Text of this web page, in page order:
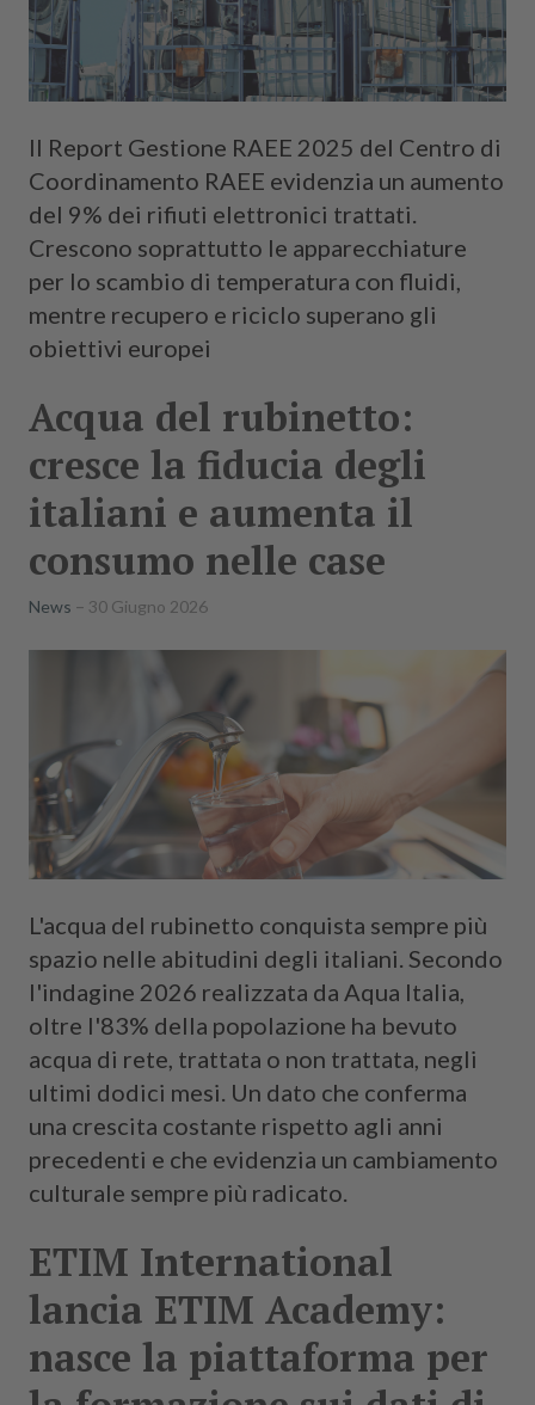
Il Report Gestione RAEE 2025 del Centro di
Coordinamento RAEE evidenzia un aumento
del 9% dei rifiuti elettronici trattati.
Crescono soprattutto le apparecchiature
per lo scambio di temperatura con fluidi,
mentre recupero e riciclo superano gli
obiettivi europei
Acqua del rubinetto:
cresce la fiducia degli
italiani e aumenta il
consumo nelle case
News 30 Giugno 2026
L'acqua del rubinetto conquista sempre più
spazio nelle abitudini degli italiani. Secondo
l'indagine 2026 realizzata da Aqua Italia,
oltre l'83% della popolazione ha bevuto
acqua di rete, trattata o non trattata, negli
ultimi dodici mesi. Un dato che conferma
una crescita costante rispetto agli anni
precedenti e che evidenzia un cambiamento
culturale sempre più radicato.
ETIM International
lancia ETIM Academy:
nasce la piattaforma per